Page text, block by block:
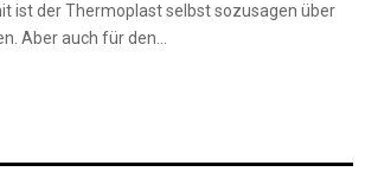
ist der Thermoplast selbst sozusagen über
Aber auch für den...